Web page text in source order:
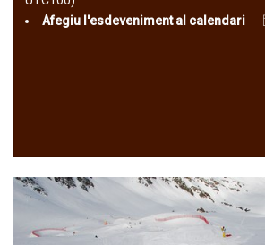
Afegiu l'esdeveniment al calendari